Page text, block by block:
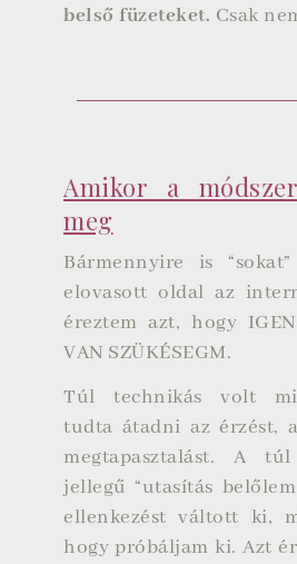
belső füzeteket. Csak
Amikor a
meg
Bármennyire is
elovasott oldal az
éreztem azt, hogy
VAN SZÜKÉSEGM.
Túl technikás volt
tudta átadni az érzést,
megtapasztalást. A
jellegű “utasítás
ellenkezést váltott ki,
hogy próbáljam ki. Azt